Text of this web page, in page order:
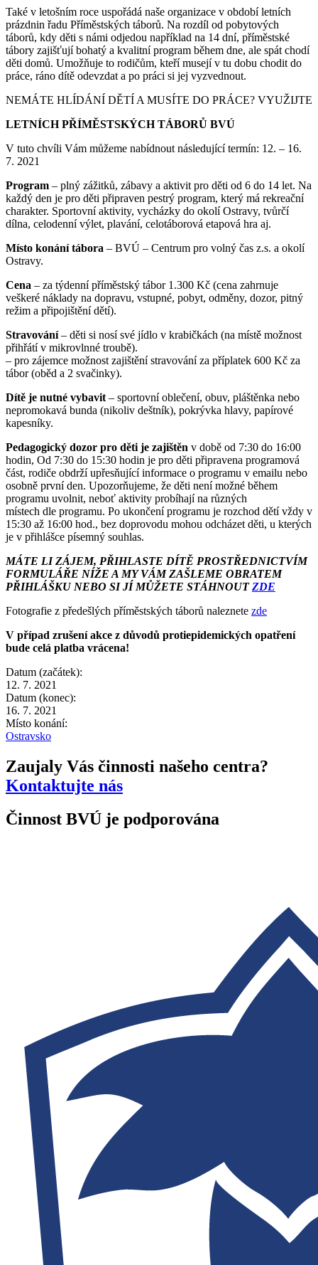
Také v letošním roce uspořádá naše organizace v období letních
prázdnin řadu Příměstských táborů. Na rozdíl od pobytových
táborů, kdy děti s námi odjedou například na 14 dní, příměstské
tábory zajišťují bohatý a kvalitní program během dne, ale spát chodí
děti domů. Umožňuje to rodičům, kteří musejí v tu dobu chodit do
práce, ráno dítě odevzdat a po práci si jej vyzvednout.
NEMÁTE HLÍDÁNÍ DĚTÍ A MUSÍTE DO PRÁCE? VYUŽIJTE
LETNÍCH PŘÍMĚSTSKÝCH TÁBORŮ BVÚ
V tuto chvíli Vám můžeme nabídnout následující termín: 12. – 16.
7. 2021
Program – plný zážitků, zábavy a aktivit pro děti od 6 do 14 let. Na
každý den je pro děti připraven pestrý program, který má rekreační
charakter. Sportovní aktivity, vycházky do okolí Ostravy, tvůrčí
dílna, celodenní výlet, plavání, celotáborová etapová hra aj.
Místo konání tábora – BVÚ – Centrum pro volný čas z.s. a okolí
Ostravy.
Cena – za týdenní příměstský tábor 1.300 Kč (cena zahrnuje
veškeré náklady na dopravu, vstupné, pobyt, odměny, dozor, pitný
režim a připojištění dětí).
Stravování– děti si nosí své jídlo v krabičkách (na místě možnost
přihřátí v mikrovlnné troubě).
– pro zájemce možnost zajištění stravování za příplatek 600 Kč za
tábor (oběd a 2 svačinky).
Dítě je nutné vybavit – sportovní oblečení, obuv, pláštěnka nebo
nepromokavá bunda (nikoliv deštník), pokrývka hlavy, papírové
kapesníky.
Pedagogický dozor pro děti je zajištěn v době od 7:30 do 16:00
hodin, Od 7:30 do 15:30 hodin je pro děti připravena programová
část, rodiče obdrží upřesňující informace o programu v emailu nebo
osobně první den. Upozorňujeme, že děti není možné během
programu uvolnit, neboť aktivity probíhají na různých
místech dle programu. Po ukončení programu je rozchod dětí vždy v
15:30 až 16:00 hod., bez doprovodu mohou odcházet děti, u kterých
je v přihlášce písemný souhlas.
MÁTE LI ZÁJEM, PŘIHLASTE DÍTĚ PROSTŘEDNICTVÍM
FORMULÁŘE NÍŽE A MY VÁM ZAŠLEME OBRATEM
PŘIHLÁŠKU NEBO SI JÍ MŮŽETE STÁHNOUTZDE
Fotografie z předešlých příměstských táborů naleznete zde
V případ zrušení akce z důvodů protiepidemických opatření
bude celá platba vrácena!
Datum (začátek):
12. 7. 2021
Datum (konec):
16. 7. 2021
Místo konání:
Ostravsko
Zaujaly Vás činnosti našeho centra?
Kontaktujte nás
Činnost BVÚ je podporována